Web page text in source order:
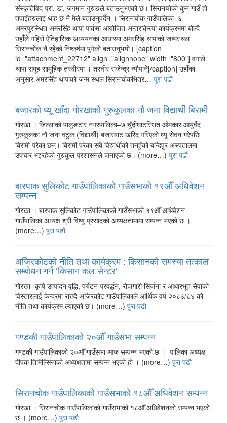
संस्कृतिविद् प्रा. डा. जगमान गुरुङले बताउनुभएको छ। सिरानचाेकाे कुन गाउँ हाे
तपाइँहरुलाइ थाह छ नै मैले बताउनुपर्दैन । सिरानचोक गाउँपालिका–६
अमरपुरस्थित अमरसिंह थापा पार्कमा आयोजित अन्तरक्रिया कार्यक्रममा बोल्दै
उहाँले गहिरो ऐतिहासिक अध्ययनका आधारमा अमरसिंह थापाको जन्मस्थल
सिरानचाेक नै रहेको निष्कर्षमा पुगेको बताउनुभयो। [caption
id="attachment_22712" align="alignnone" width="800"] वगाले
थापा समूह सामूहिक तस्वीरमा । तस्वीर राजेन्द्र न्याैपाने[/caption] उहाँका
अनुसार अमरसिँह थापाकाे जन्म स्थल सिरानचोकभित्र… पुरा पढौ
बजारको घ्यू खाँदा गोरखाको गुरुकूलका नाै जना विद्यार्थी बिरामी
गाेरखा । जिल्लाको पालुङटार नगरपालिका–७ चुँदीघाटस्थित ओमकार आयुर्वेद
गुरुकूलका नौ जना वटुक (विद्यार्थी) बजारबाट खरिद गरिएको घ्यू सेवन गरेपछि
बिरामी परेका छन्। बिरामी परेका सबै विद्यार्थीको तनहुँको बन्दिपुर अस्पतालमा
उपचार भइरहेको गुरुकूल प्रशासनले जनाएको छ। (more…) पुरा पढौ
बारपाक सुलिकोट गाउँपालिकाको गाउँसभाको १९औँ अधिवेशन
सम्पन्न
गाेरखा । बारपाक सुलिकोट गाउँपालिकाको गाउँसभाको १९औँ अधिवेशन
गाउँपालिका अध्यक्ष श्री विष्णु प्रसादको अध्यक्षतामामा सम्पन्न भएको छ ।
(more…) पुरा पढौ
अजिरकाेटकाे नीति तथा कार्यक्रम : किसानको समस्या तत्काल
सम्बोधन गर्न ‘किसान कल सेन्टर’
गोरखा- कृषि उत्पादन वृद्धि, पर्यटन प्रवर्द्धन, रोजगारी सिर्जना र आधारभूत सेवाको
विस्तारलाई केन्द्रमा राख्दै अजिरकोट गाउँपालिकाले आर्थिक वर्ष २०८३/८४ को
नीति तथा कार्यक्रम ल्याएकाे छ। (more…) पुरा पढौ
गण्डकी गाउँपालिकाको २०औँ गाउँसभा सम्पन्न
गण्डकी गाउँपालिकाको २०औँ गाउँसभा आज सम्पन्न भएकाे छ । पालिका अध्यक्ष
दीपक तिमिल्सिनाको अध्यक्षतामा सम्पन्न भएको हाे । (more…) पुरा पढौ
सिरानचोक गाउँपालिकाको गाउँसभाको १८औँ अधिवेशन सम्पन्न
गाेरखा । सिरानचोक गाउँपालिकाको गाउँसभाको १८औँ अधिवेशनको सम्पन्न भएकाे
छ । (more…) पुरा पढौ